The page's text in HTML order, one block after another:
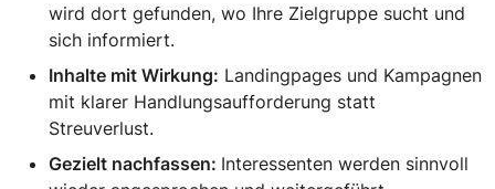
wird dort gefunden, wo Ihre Zielgruppe sucht und
sich informiert.
Inhalte mit Wirkung: Landingpages und Kampagnen
mit klarer Handlungsaufforderung statt
Streuverlust.
Gezielt nachfassen: Interessenten werden sinnvoll